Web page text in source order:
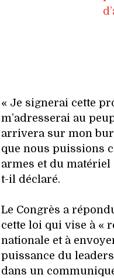
« Je signerai cette
m’adresserai au
arrivera sur mon
que nous puissions
armes et du matériel
t-il déclaré.
Le Congrès a
cette loi qui vise à «
nationale et à
puissance du
dans un